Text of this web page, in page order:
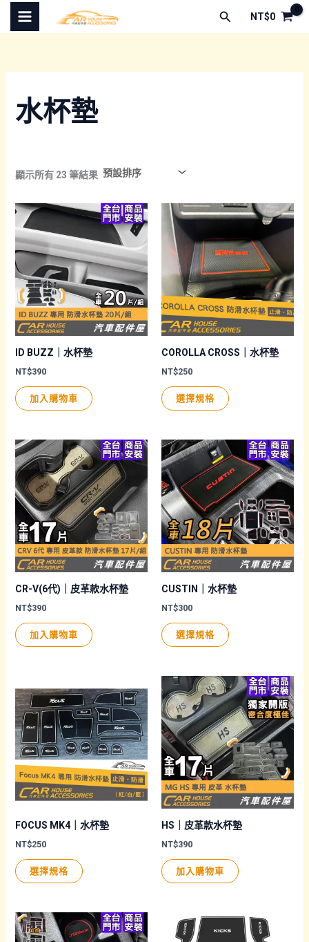
搜
尋
NT$0
水杯墊
顯示所有 23 筆結果
ID BUZZ｜水杯墊
NT$390
加入購物車
COROLLA CROSS｜水杯墊
NT$250
選擇規格
多
款
式。
可
在
產
品
選
選
項
CR-V(6代)｜皮革款水杯墊
NT$390
加入購物車
CUSTIN｜水杯墊
NT$300
選擇規格
有
多
種
款
式。
可
在
產
品
面
選
選
項
FOCUS MK4｜水杯墊
NT$250
選擇規格
此
產
有
多
HS｜皮革款水杯墊
NT$390
加入購物車